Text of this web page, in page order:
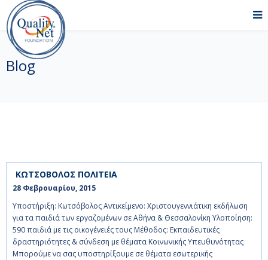
Blog
ΚΩΤΣΟΒΟΛΟΣ ΠΟΛΙΤΕΙΑ
28 Φεβρουαρίου, 2015
Υποστήριξη: Κωτσόβολος Αντικείμενο: Χριστουγεννιάτικη εκδήλωση
για τα παιδιά των εργαζομένων σε Αθήνα & Θεσσαλονίκη Υλοποίηση:
590 παιδιά με τις οικογένειές τους Μέθοδος: Εκπαιδευτικές
δραστηριότητες & σύνδεση με θέματα Κοινωνικής Υπευθυνότητας
Μπορούμε να σας υποστηρίξουμε σε θέματα εσωτερικής